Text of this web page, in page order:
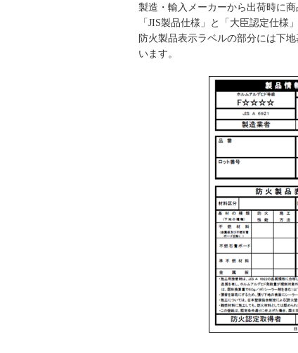
製造・輸入メーカーから出荷時に
「JIS製品仕様」と「大臣認定仕様
防火製品表示ラベルの部分には下
います。